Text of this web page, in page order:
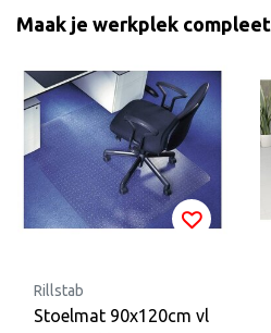
Maak je werkplek compleet
Rillstab
Stoelmat 90x120cm vl